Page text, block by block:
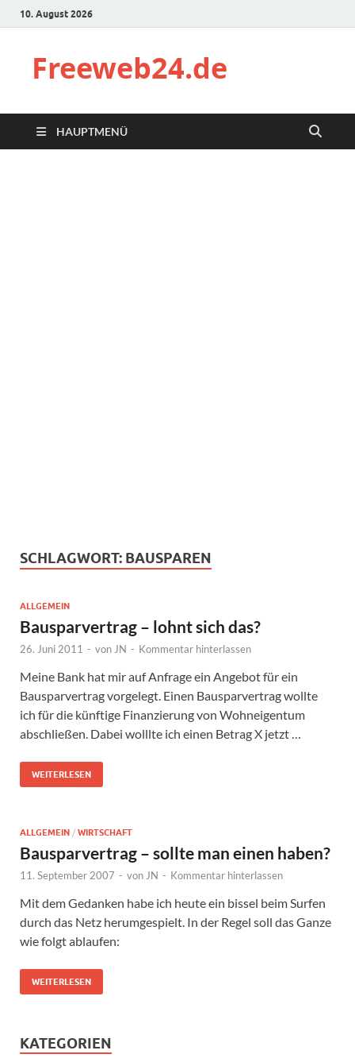
10. August 2026
Freeweb24.de
HAUPTMENÜ
SCHLAGWORT: BAUSPAREN
ALLGEMEIN
Bausparvertrag – lohnt sich das?
26. Juni 2011 - von JN - Kommentar hinterlassen
Meine Bank hat mir auf Anfrage ein Angebot für ein
Bausparvertrag vorgelegt. Einen Bausparvertrag wollte
ich für die künftige Finanzierung von Wohneigentum
abschließen. Dabei wolllte ich einen Betrag X jetzt …
WEITERLESEN
ALLGEMEIN / WIRTSCHAFT
Bausparvertrag – sollte man einen haben?
11. September 2007 - von JN - Kommentar hinterlassen
Mit dem Gedanken habe ich heute ein bissel beim Surfen
durch das Netz herumgespielt. In der Regel soll das Ganze
wie folgt ablaufen:
WEITERLESEN
KATEGORIEN